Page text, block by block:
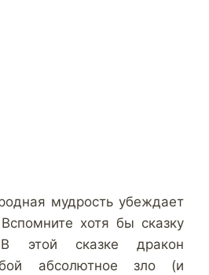
мудрость убеждает
хотя бы сказку
этой сказке дракон
абсолютное зло (и